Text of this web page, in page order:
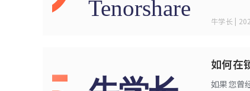
牛学长 |
如何在
如果您曾